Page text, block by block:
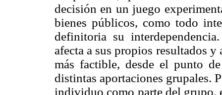
decisión en un juego
bienes públicos, como todo
definitoria su
afecta a sus propios resultados
más factible, desde el punto
distintas aportaciones grupales.
individuo como parte del grupo,